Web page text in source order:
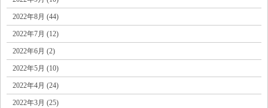
2022年8月 (44)
2022年7月 (12)
2022年6月 (2)
2022年5月 (10)
2022年4月 (24)
2022年3月 (25)